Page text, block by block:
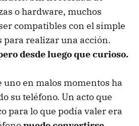
o hardware, muchos
compatibles con el simple
para realizar una acción.
desde luego que curioso.
uno en malos momentos ha
su teléfono. Un acto que
para lo que podía valer era